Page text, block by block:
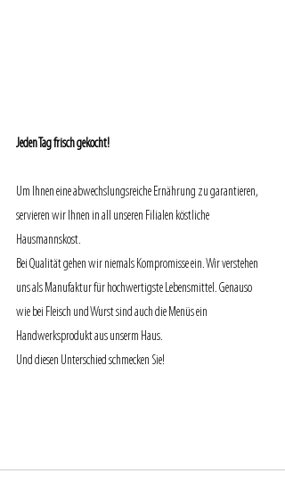
Jeden Tag frisch gekocht!
Um Ihnen eine abwechslungsreiche Ernährung zu garantieren,
servieren wir Ihnen in all unseren Filialen köstliche
Hausmannskost.
Bei Qualität gehen wir niemals Kompromisse ein. Wir verstehen
uns als Manufaktur für hochwertigste Lebensmittel. Genauso
wie bei Fleisch und Wurst sind auch die Menüs ein
Handwerksprodukt aus unserm Haus.
Und diesen Unterschied schmecken Sie!